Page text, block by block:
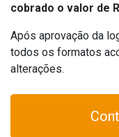
cobrado o valor de
Após aprovação da
todos os formatos
alterações.